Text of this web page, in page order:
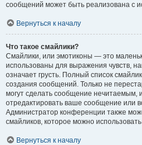
сообщений может быть реализована с
Вернуться к началу
Что такое смайлики?
Смайлики, или эмотиконы — это
использованы для выражения чувств,
означает грусть. Полный список
создания сообщений. Только не
могут сделать сообщение нечитаемым,
отредактировать ваше сообщение или
Администратор конференции также
смайликов, которое можно
Вернуться к началу